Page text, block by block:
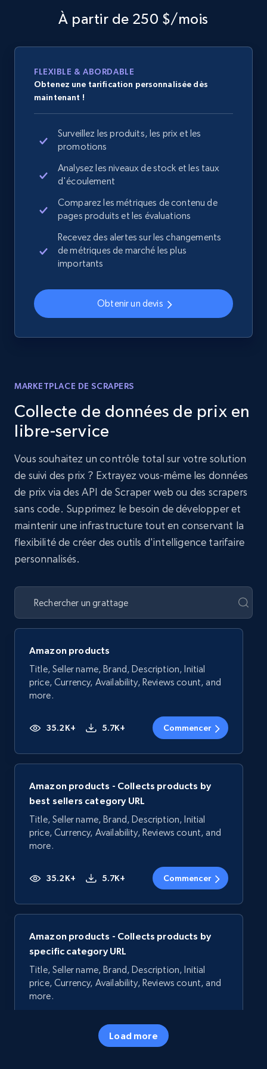
À partir de 250 $/mois
FLEXIBLE & ABORDABLE
Obtenez une tarification personnalisée dès
maintenant !
Surveillez les produits, les prix et les
promotions
Analysez les niveaux de stock et les taux
d'écoulement
Comparez les métriques de contenu de
pages produits et les évaluations
Recevez des alertes sur les changements
de métriques de marché les plus
importants
Obtenir un devis
MARKETPLACE DE SCRAPERS
Collecte de données de prix en
libre-service
Vous souhaitez un contrôle total sur votre solution
de suivi des prix ? Extrayez vous-même les données
de prix via des API de Scraper web ou des scrapers
sans code. Supprimez le besoin de développer et
maintenir une infrastructure tout en conservant la
flexibilité de créer des outils d'intelligence tarifaire
personnalisés.
Amazon products
Title, Seller name, Brand, Description, Initial
price, Currency, Availability, Reviews count, and
more.
35.2K+ 5.7K+ Commencer
Amazon products - Collects products by
best sellers category URL
Title, Seller name, Brand, Description, Initial
price, Currency, Availability, Reviews count, and
more.
35.2K+ 5.7K+ Commencer
Amazon products - Collects products by
specific category URL
Title, Seller name, Brand, Description, Initial
price, Currency, Availability, Reviews count, and
more.
5.7K+ Commencer
Load more